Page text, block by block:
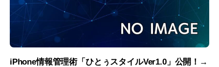
iPhone情報管理術「ひとぅスタイルVer1.0」公開！→